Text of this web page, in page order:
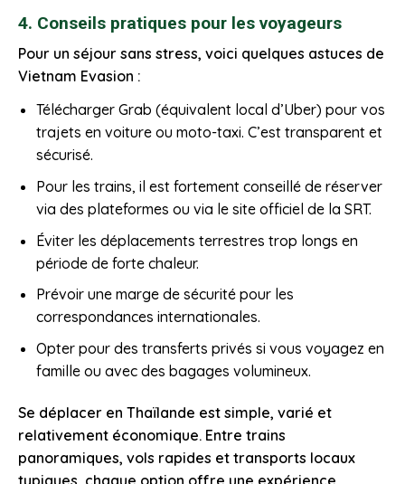
4. Conseils pratiques pour les voyageurs
Pour un séjour sans stress, voici quelques astuces de
Vietnam Evasion :
Télécharger Grab (équivalent local d’Uber) pour vos
trajets en voiture ou moto-taxi. C’est transparent et
sécurisé.
Pour les trains, il est fortement conseillé de réserver
via des plateformes ou via le site officiel de la SRT.
Éviter les déplacements terrestres trop longs en
période de forte chaleur.
Prévoir une marge de sécurité pour les
correspondances internationales.
Opter pour des transferts privés si vous voyagez en
famille ou avec des bagages volumineux.
Se déplacer en Thaïlande est simple, varié et
relativement économique. Entre trains
panoramiques, vols rapides et transports locaux
typiques, chaque option offre une expérience